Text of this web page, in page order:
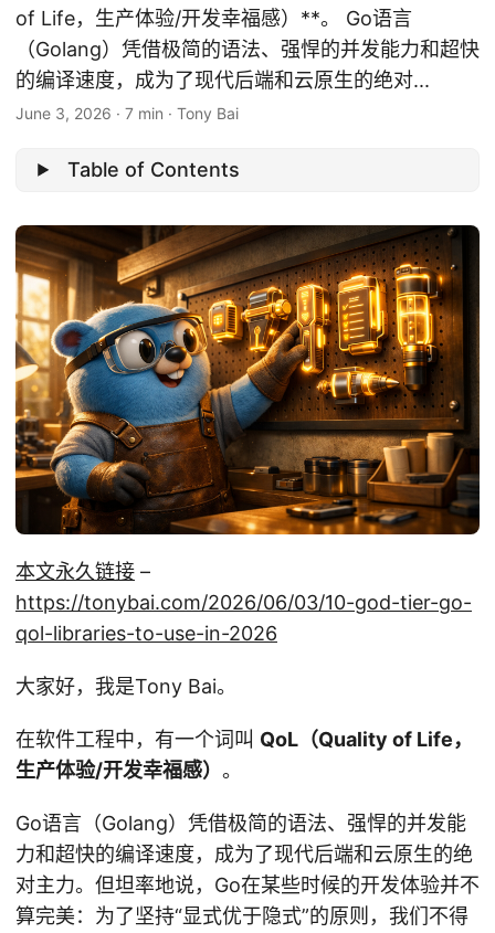
of Life，生产体验/开发幸福感）**。 Go语言
（Golang）凭借极简的语法、强悍的并发能力和超快
的编译速度，成为了现代后端和云原生的绝对...
June 3, 2026 · 7 min · Tony Bai
Table of Contents
本文永久链接 –
https://tonybai.com/2026/06/03/10-god-tier-go-
qol-libraries-to-use-in-2026
大家好，我是Tony Bai。
在软件工程中，有一个词叫 QoL（Quality of Life，
生产体验/开发幸福感） 。
Go语言（Golang）凭借极简的语法、强悍的并发能
力和超快的编译速度，成为了现代后端和云原生的绝
对主力。但坦率地说，Go在某些时候的开发体验并不
算完美：为了坚持“显式优于隐式”的原则，我们不得